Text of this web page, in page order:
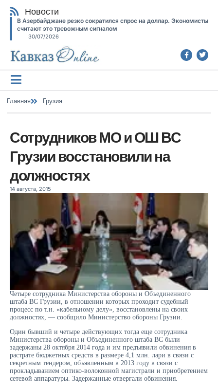
Новости
В Азербайджане резко сократился спрос на доллар. Экономисты
считают это тревожным сигналом
30/07/2026
Главная Грузия
Сотрудников МО и ОШ ВС
Грузии восстановили на
должностях
14 августа, 2015
Четыре сотрудника Министерства обороны и Объединенного
штаба ВС Грузии, в отношении которых проходит судебный
процесс по т.н. «кабельному делу», восстановлены на своих
должностях, — сообщило Министерство обороны Грузии.
Один бывший и четыре действующих тогда еще сотрудника
Министерства обороны и Объединенного штаба ВС были
задержаны 28 октября 2014 года и им предъявили обвинения в
растрате бюджетных средств в размере 4,1 млн. лари в связи с
секретным тендером, объявленным в 2013 году в связи с
прокладыванием оптико-волоконной магистрали и приобретением
сетевой аппаратуры. Задержанные отвергали обвинения.